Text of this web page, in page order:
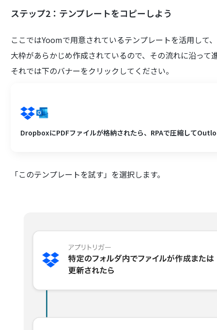
ステップ2：テンプレートをコピーしよう
ここではYoomで用意されているテンプレートを活用して
大枠があらかじめ作成されているので、その流れに沿って
それでは下のバナーをクリックしてください。
DropboxにPDFファイルが格納されたら、RPAで圧縮して
「このテンプレートを試す」を選択します。